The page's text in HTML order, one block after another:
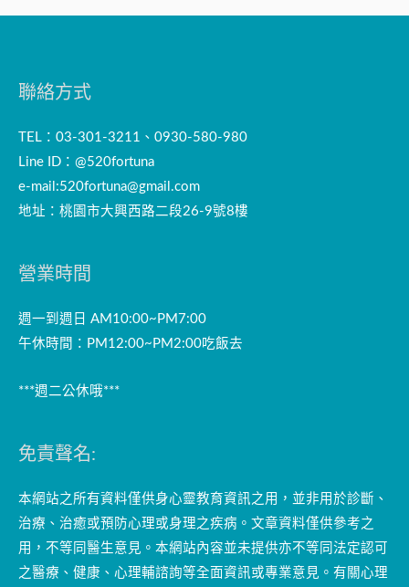
聯絡方式
TEL：03-301-3211、0930-580-980
Line ID：@520fortuna
e-mail:520fortuna@gmail.com
地址：桃園市大興西路二段26-9號8樓
營業時間
週一到週日 AM10:00~PM7:00
午休時間：PM12:00~PM2:00吃飯去
***週二公休哦***
免責聲名:
本網站之所有資料僅供身心靈教育資訊之用，並非用於診斷、
治療、治癒或預防心理或身理之疾病。文章資料僅供參考之
用，不等同醫生意見。本網站內容並未提供亦不等同法定認可
之醫療、健康、心理輔諮詢等全面資訊或專業意見。有關心理